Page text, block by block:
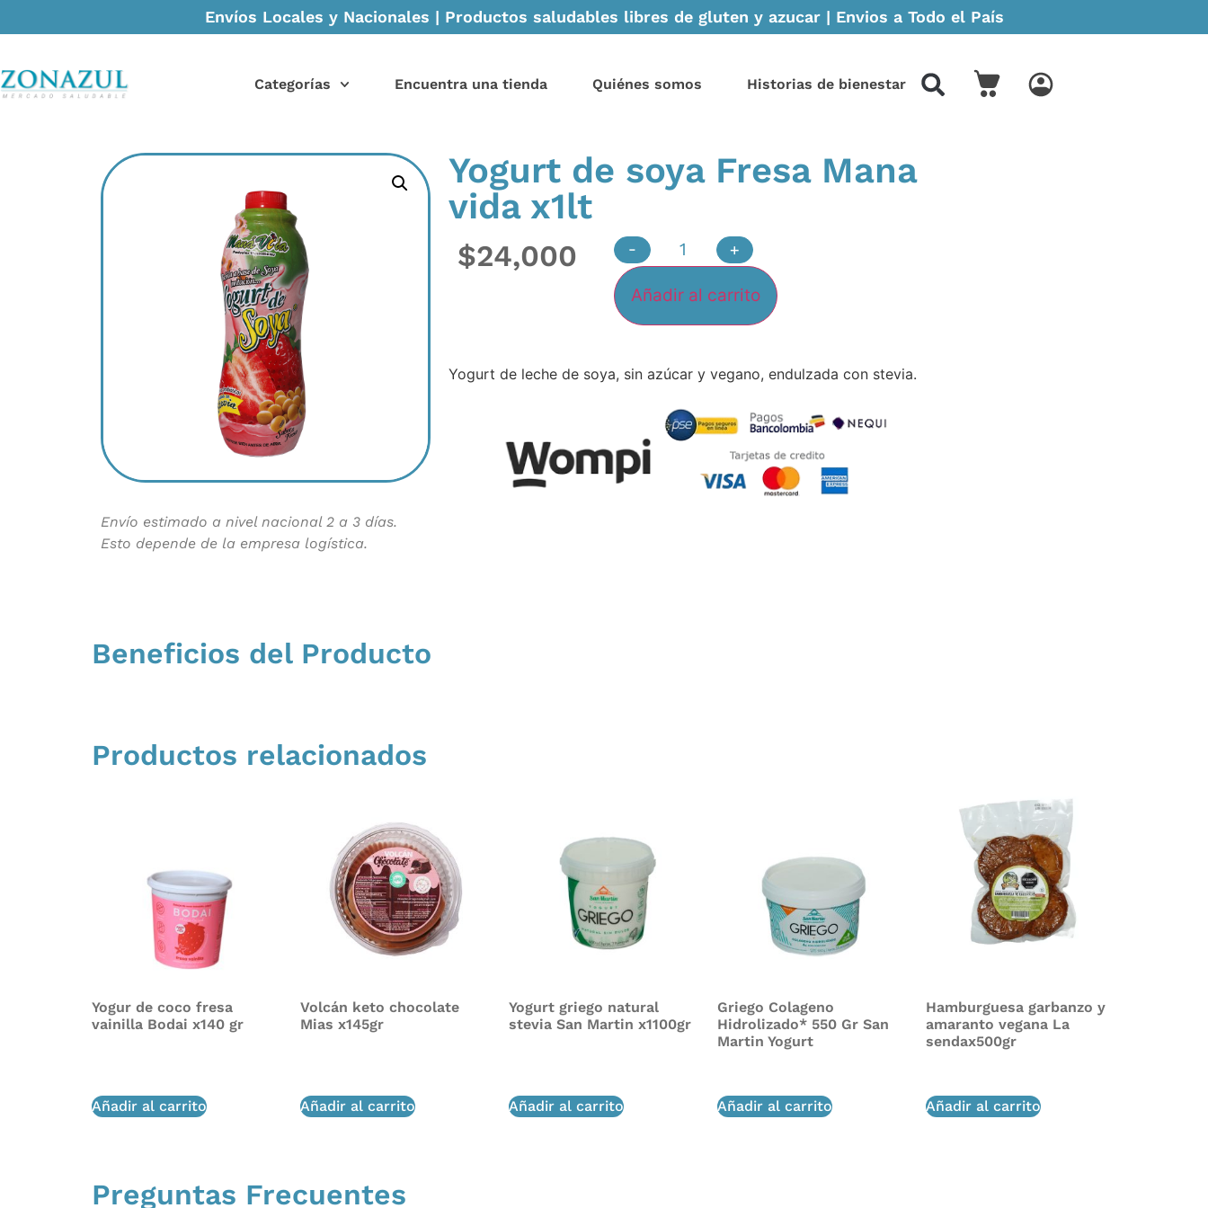
Envíos Locales y Nacionales | Productos saludables libres de gluten y azucar | Envios a Todo el País
Categorías Encuentra una tienda Quiénes somos Historias de bienestar
Envío estimado a nivel nacional 2 a 3 días.
Esto depende de la empresa logística.
Yogurt de soya Fresa Mana
vida x1lt
$24,000 - +
Añadir al carrito
Yogurt de leche de soya, sin azúcar y vegano, endulzada con stevia.
Beneficios del Producto
Productos relacionados
Yogur de coco fresa
vainilla Bodai x140 gr
Añadir al carrito
Volcán keto chocolate
Mias x145gr
Añadir al carrito
Yogurt griego natural
stevia San Martin x1100gr
Añadir al carrito
Griego Colageno
Hidrolizado* 550 Gr San
Martin Yogurt
Añadir al carrito
Hamburguesa garbanzo y
amaranto vegana La
sendax500gr
Añadir al carrito
Preguntas Frecuentes